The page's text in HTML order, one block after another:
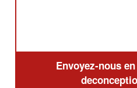
Envoyez-nous